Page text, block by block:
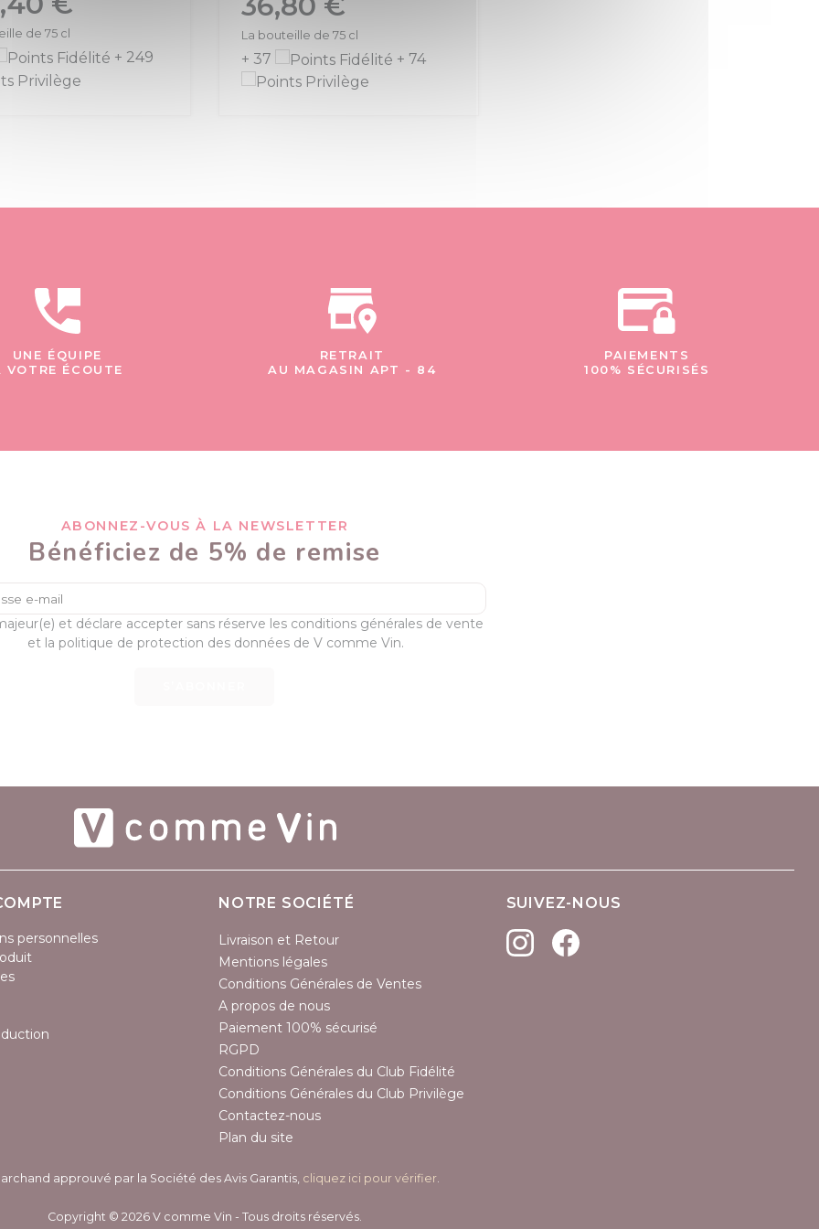
de 75 cl
+ 249
La bouteille de 75 cl
+ 37 + 74
UNE ÉQUIPE
VOTRE ÉCOUTE
RETRAIT
AU MAGASIN APT - 84
PAIEMENTS
100% SÉCURISÉS
ABONNEZ-VOUS À LA NEWSLETTER
Bénéficiez de 5% de remise
et déclare accepter sans réserve les conditions générales de vente
et la politique de protection des données de V comme Vin.
personnelles
NOTRE SOCIÉTÉ
Livraison et Retour
Mentions légales
Conditions Générales de Ventes
A propos de nous
Paiement 100% sécurisé
RGPD
Conditions Générales du Club Fidélité
Conditions Générales du Club Privilège
Contactez-nous
Plan du site
SUIVEZ-NOUS
approuvé par la Société des Avis Garantis, cliquez ici pour vérifier
Copyright © 2026 V comme Vin - Tous droits réservés.